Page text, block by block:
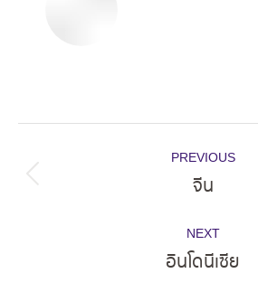
navigation
PREVIOUS
Previous
จีน
NEXT
Next
อินโดนีเซีย